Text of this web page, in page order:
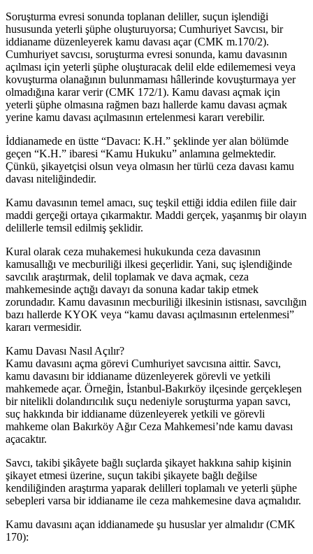
Soruşturma evresi sonunda toplanan deliller, suçun işlendiği
hususunda yeterli şüphe oluşturuyorsa; Cumhuriyet Savcısı, bir
iddianame düzenleyerek kamu davası açar (CMK m.170/2).
Cumhuriyet savcısı, soruşturma evresi sonunda, kamu davasının
açılması için yeterli şüphe oluşturacak delil elde edilememesi veya
kovuşturma olanağının bulunmaması hâllerinde kovuşturmaya yer
olmadığına karar verir (CMK 172/1). Kamu davası açmak için
yeterli şüphe olmasına rağmen bazı hallerde kamu davası açmak
yerine kamu davası açılmasının ertelenmesi kararı verebilir.
İddianamede en üstte “Davacı: K.H.” şeklinde yer alan bölümde
geçen “K.H.” ibaresi “Kamu Hukuku” anlamına gelmektedir.
Çünkü, şikayetçisi olsun veya olmasın her türlü ceza davası kamu
davası niteliğindedir.
Kamu davasının temel amacı, suç teşkil ettiği iddia edilen fiile dair
maddi gerçeği ortaya çıkarmaktır. Maddi gerçek, yaşanmış bir olayın
delillerle temsil edilmiş şeklidir.
Kural olarak ceza muhakemesi hukukunda ceza davasının
kamusallığı ve mecburiliği ilkesi geçerlidir. Yani, suç işlendiğinde
savcılık araştırmak, delil toplamak ve dava açmak, ceza
mahkemesinde açtığı davayı da sonuna kadar takip etmek
zorundadır. Kamu davasının mecburiliği ilkesinin istisnası, savcılığın
bazı hallerde KYOK veya “kamu davası açılmasının ertelenmesi”
kararı vermesidir.
Kamu Davası Nasıl Açılır?
Kamu davasını açma görevi Cumhuriyet savcısına aittir. Savcı,
kamu davasını bir iddianame düzenleyerek görevli ve yetkili
mahkemede açar. Örneğin, İstanbul-Bakırköy ilçesinde gerçekleşen
bir nitelikli dolandırıcılık suçu nedeniyle soruşturma yapan savcı,
suç hakkında bir iddianame düzenleyerek yetkili ve görevli
mahkeme olan Bakırköy Ağır Ceza Mahkemesi’nde kamu davası
açacaktır.
Savcı, takibi şikâyete bağlı suçlarda şikayet hakkına sahip kişinin
şikayet etmesi üzerine, suçun takibi şikayete bağlı değilse
kendiliğinden araştırma yaparak delilleri toplamalı ve yeterli şüphe
sebepleri varsa bir iddianame ile ceza mahkemesine dava açmalıdır.
Kamu davasını açan iddianamede şu hususlar yer almalıdır (CMK
170):